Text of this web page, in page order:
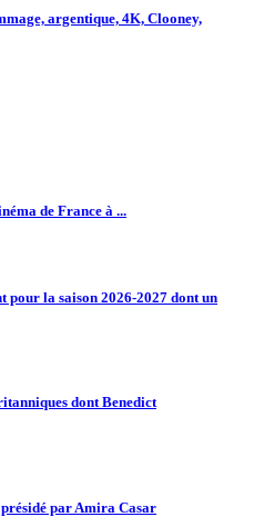
argentique, 4K, Clooney,
de France à ...
pour la saison 2026-2027 dont un
dont Benedict
par Amira Casar